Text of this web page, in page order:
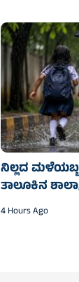
ನಿಲ್ಲದ
ತಾಲೂಕಿನ
4 Hours Ago